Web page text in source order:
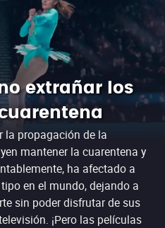
extrañar los
la propagación de la
mantener la cuarentena y
ha afectado a
en el mundo, dejando a
sin poder disfrutar de sus
¡Pero las películas